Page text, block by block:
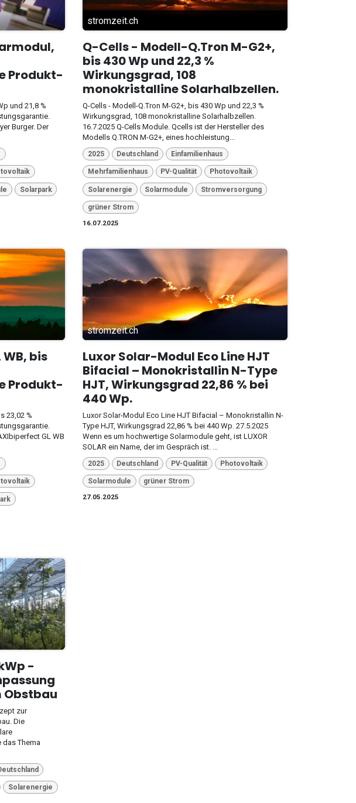
Produkt-
und 21,8 %
Burger. Der
Solarpark
stromzeit.ch
Q-Cells - Modell-Q.Tron M-G2+,
bis 430 Wp und 22,3 %
Wirkungsgrad, 108
monokristalline Solarhalbzellen.
Q-Cells - Modell-Q.Tron M-G2+, bis 430 Wp und 22,3 %
Wirkungsgrad, 108 monokristalline Solarhalbzellen.
16.7.2025 Q-Cells Module. Qcells ist der Hersteller des
Modells Q.TRON M-G2+, eines hochleistung...
2025 Deutschland Einfamilienhaus
Mehrfamilienhaus PV-Qualität Photovoltaik
Solarenergie Solarmodule Stromversorgung
grüner Strom
16.07.2025
bis
Produkt-
23,02 %
GL WB
stromzeit.ch
Luxor Solar-Modul Eco Line HJT
Bifacial – Monokristallin N-Type
HJT, Wirkungsgrad 22,86 % bei
440 Wp.
Luxor Solar-Modul Eco Line HJT Bifacial – Monokristallin N-
Type HJT, Wirkungsgrad 22,86 % bei 440 Wp. 27.5.2025
Wenn es um hochwertige Solarmodule geht, ist LUXOR
SOLAR ein Name, der im Gespräch ist. ...
2025 Deutschland PV-Qualität Photovoltaik
Solarmodule
grüner Strom
27.05.2025
-
Obstbau
zur
Die
das Thema
Solarenergie